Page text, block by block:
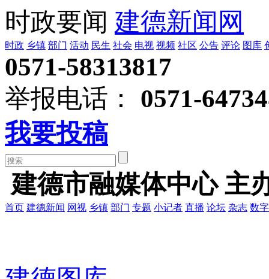
时政要闻 建德新闻网
时政 乡镇 部门 活动 民生 社会 电视 视频 社区 公告 评论 图库
0571-58313817
举报电话：
0571-
我要投稿
建德市融媒体中心 主
首页 建德新闻 网视 乡镇 部门 专题 小记者 直播 论坛 杂志 数